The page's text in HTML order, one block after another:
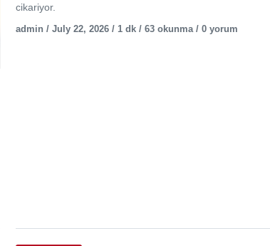
cikariyor.
admin / July 22, 2026 / 1 dk / 63 okunma / 0 yorum